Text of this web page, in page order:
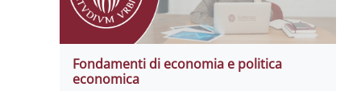
Fondamenti di economia e politica
economica